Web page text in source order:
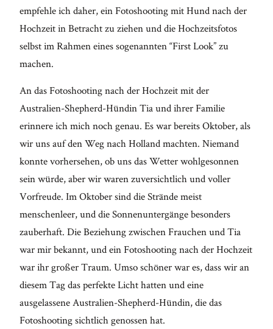
empfehle ich daher, ein Fotoshooting mit Hund nach der
Hochzeit in Betracht zu ziehen und die Hochzeitsfotos
selbst im Rahmen eines sogenannten “First Look” zu
machen.
An das Fotoshooting nach der Hochzeit mit der
Australien-Shepherd-Hündin Tia und ihrer Familie
erinnere ich mich noch genau. Es war bereits Oktober, als
wir uns auf den Weg nach Holland machten. Niemand
konnte vorhersehen, ob uns das Wetter wohlgesonnen
sein würde, aber wir waren zuversichtlich und voller
Vorfreude. Im Oktober sind die Strände meist
menschenleer, und die Sonnenuntergänge besonders
zauberhaft. Die Beziehung zwischen Frauchen und Tia
war mir bekannt, und ein Fotoshooting nach der Hochzeit
war ihr großer Traum. Umso schöner war es, dass wir an
diesem Tag das perfekte Licht hatten und eine
ausgelassene Australien-Shepherd-Hündin, die das
Fotoshooting sichtlich genossen hat.